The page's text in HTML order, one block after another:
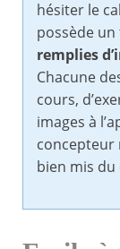
hésiter le
possède
remplies
Chacune
cours,
images à
concepteur
bien mis du